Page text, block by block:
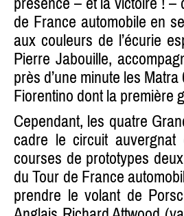
de France automobile en
aux couleurs de l’écurie
Pierre Jabouille,
près d’une minute les
Fiorentino dont la première
Cependant, les quatre
cadre le circuit
courses de prototypes
du Tour de France
prendre le volant de